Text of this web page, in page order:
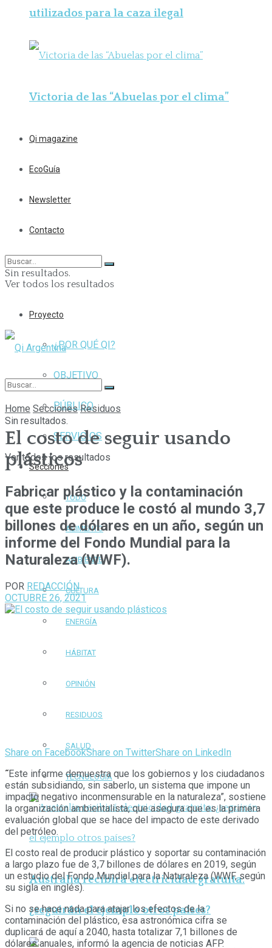
utilizados para la caza ilegal
Victoria de las “Abuelas por el clima”
Qi magazine
EcoGuía
Newsletter
Contacto
Sin resultados.
Ver todos los resultados
Proyecto
¿POR QUÉ QI?
OBJETIVO
PÚBLICO
SERVICIOS
Secciones
TODO
ALIMENTO
AMBIENTE
CULTURA
ENERGÍA
HÁBITAT
OPINIÓN
RESIDUOS
SALUD
TECNOLOGÍA
Australia recibirá electricidad gratuita:
¿seguirán el ejemplo otros países?
Sin resultados.
Ver todos los resultados
Home Secciones Residuos
El costo de seguir usando
plásticos
Fabricar plástico y la contaminación
que este produce le costó al mundo 3,7
billones de dólares en un año, según un
informe del Fondo Mundial para la
Naturaleza (WWF).
POR REDACCIÓN
OCTUBRE 26, 2021
Share on FacebookShare on TwitterShare on LinkedIn
˝Este informe demuestra que los gobiernos y los ciudadanos
están subsidiando, sin saberlo, un sistema que impone un
impacto negativo inconmensurable en la naturaleza”, sostiene
la organización ambientalista, que asegura que es la primera
evaluación global que se hace del impacto de este derivado
del petróleo.
El costo real de producir plástico y soportar su contaminación
a largo plazo fue de 3,7 billones de dólares en 2019, según
un estudio del Fondo Mundial para la Naturaleza (WWF, según
su sigla en inglés).
Si no se hace nada para atajar los efectos de la
contaminación del plástico, esa astronómica cifra se
duplicará de aquí a 2040, hasta totalizar 7,1 billones de
dólares anuales, informó la agencia de noticias AFP.